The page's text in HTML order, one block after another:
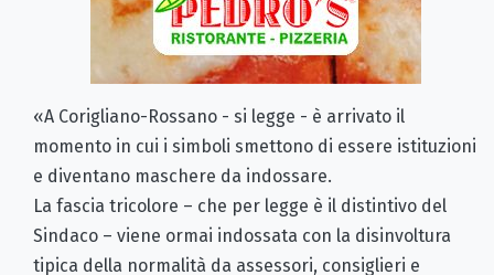
«A Corigliano-Rossano - si legge - è arrivato il
momento in cui i simboli smettono di essere istituzioni
e diventano maschere da indossare.
La fascia tricolore – che per legge è il distintivo del
Sindaco – viene ormai indossata con la disinvoltura
tipica della normalità da assessori, consiglieri e